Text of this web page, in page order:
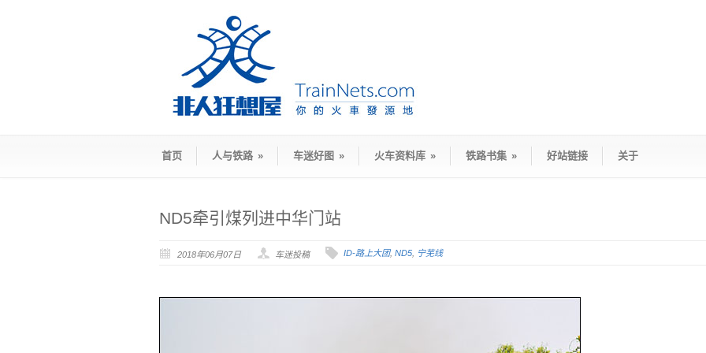
首页 人与铁路 » 车迷好图 » 火车资料库 » 铁路书集 » 好站链接 关于
ND5牵引煤列进中华门站
2018年06月07日 车迷投稿 ID-路上大团, ND5 宁芜线